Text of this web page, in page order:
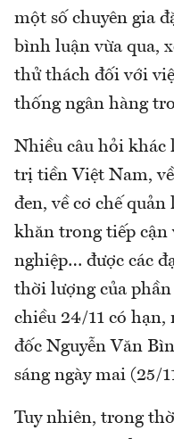
một số chuyên gia
bình luận vừa qua,
thử thách đối với
thống ngân hàng
Nhiều câu hỏi khác
trị tiền Việt Nam,
đen, về cơ chế
khăn trong tiếp cận
nghiệp… được các
thời lượng của
chiều 24/11 có
đốc Nguyễn Văn
sáng ngày mai (25/
Tuy nhiên, trong